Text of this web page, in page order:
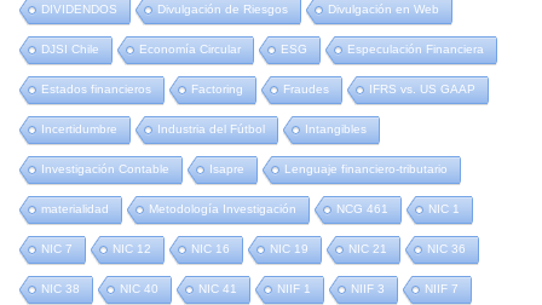
DIVIDENDOS Divulgación de Riesgos Divulgación en Web
DJSI Chile Economía Circular ESG Especulación Financiera
Estados financieros Factoring Fraudes IFRS vs. US GAAP
Incertidumbre Industria del Fútbol Intangibles
Investigación Contable Isapre Lenguaje financiero-tributario
materialidad Metodología Investigación NCG 461 NIC 1
NIC 7 NIC 12 NIC 16 NIC 19 NIC 21 NIC 36
NIC 38 NIC 40 NIC 41 NIIF 1 NIIF 3 NIIF 7